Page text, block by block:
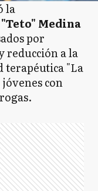
la
Medina
por
reducción a la
terapéutica "La
con